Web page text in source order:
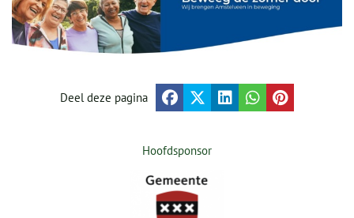
Deel deze pagina
Hoofdsponsor